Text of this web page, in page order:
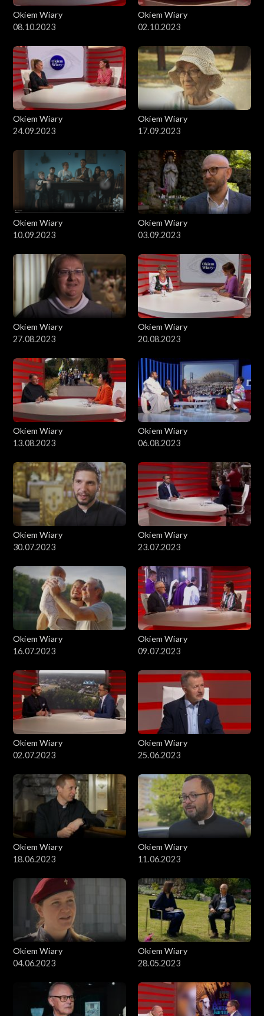
Okiem Wiary
08.10.2023
Okiem Wiary
02.10.2023
Okiem Wiary
24.09.2023
Okiem Wiary
17.09.2023
Okiem Wiary
10.09.2023
Okiem Wiary
03.09.2023
Okiem Wiary
27.08.2023
Okiem Wiary
20.08.2023
Okiem Wiary
13.08.2023
Okiem Wiary
06.08.2023
Okiem Wiary
30.07.2023
Okiem Wiary
23.07.2023
Okiem Wiary
16.07.2023
Okiem Wiary
09.07.2023
Okiem Wiary
02.07.2023
Okiem Wiary
25.06.2023
Okiem Wiary
18.06.2023
Okiem Wiary
11.06.2023
Okiem Wiary
04.06.2023
Okiem Wiary
28.05.2023